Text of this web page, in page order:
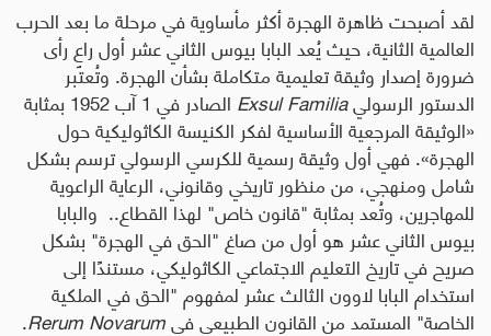
لقد أصبحت ظاهرة الهجرة أكثر مأساوية في مرحلة ما بعد الحرب
العالمية الثانية، حيث يُعد البابا بيوس الثاني عشر أول راعٍ رأى
ضرورة إصدار وثيقة تعليمية متكاملة بشأن الهجرة. وتُعتبر
الدستور الرسوليExsul Familia الصادر في 1 آب 1952 بمثابة
«الوثيقة المرجعية الأساسية لفكر الكنيسة الكاثوليكية حول
الهجرة». فهي أول وثيقة رسمية للكرسي الرسولي ترسم بشكل
شامل ومنهجي، من منظور تاريخي وقانوني، الرعاية الراعوية
للمهاجرين، وتُعد بمثابة"قانون خاص" لهذا القطاع.. والبابا
بيوس الثاني عشر هو أول من صاغ "الحق في الهجرة" بشكل
صريح في تاريخ التعليم الاجتماعي الكاثوليكي، مستندًا إلى
استخدام البابا لاوون الثالث عشر لمفهوم"الحق في الملكية
الخاصة"المستمد من القانون الطبيعي فيRerum Novarum
.